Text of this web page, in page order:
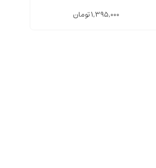
1,395,000تومان